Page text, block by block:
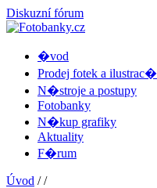
Diskuzní fórum
�vod
Prodej fotek a ilustrac�
N�stroje a postupy
Fotobanky
N�kup grafiky
Aktuality
F�rum
Úvod //